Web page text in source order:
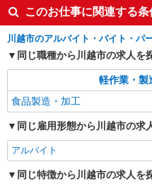
アルバイト
マミーマート鮮魚加工センター
食品工場で
＜アルバ
卒以上 ★週4日以上の勤務契約の方は、日・祝日
ク・自転車通
パート
このお仕事に関連する
川越市のアルバイト・バイト・パ
同じ職種から川越市の求人を
軽作業・製
食品製造・加工
同じ雇用形態から川越市の求
アルバイト
同じ特徴から川越市の求人を